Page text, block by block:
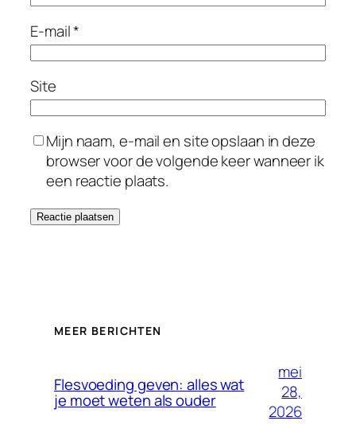
E-mail*
Site
Mijn naam, e-mail en site opslaan in deze
browser voor de volgende keer wanneer ik
een reactie plaats.
MEER BERICHTEN
Flesvoeding geven: alles wat
je moet weten als ouder
mei
28,
2026